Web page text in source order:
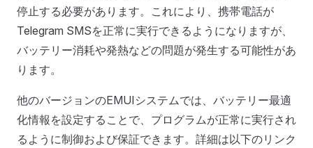
停止する必要があります。これにより、携帯電話が
Telegram SMSを正常に実行できるようになりますが、
バッテリー消耗や発熱などの問題が発生する可能性があ
ります。
他のバージョンのEMUIシステムでは、バッテリー最適
化情報を設定することで、プログラムが正常に実行され
るように制御および保証できます。詳細は以下のリンク